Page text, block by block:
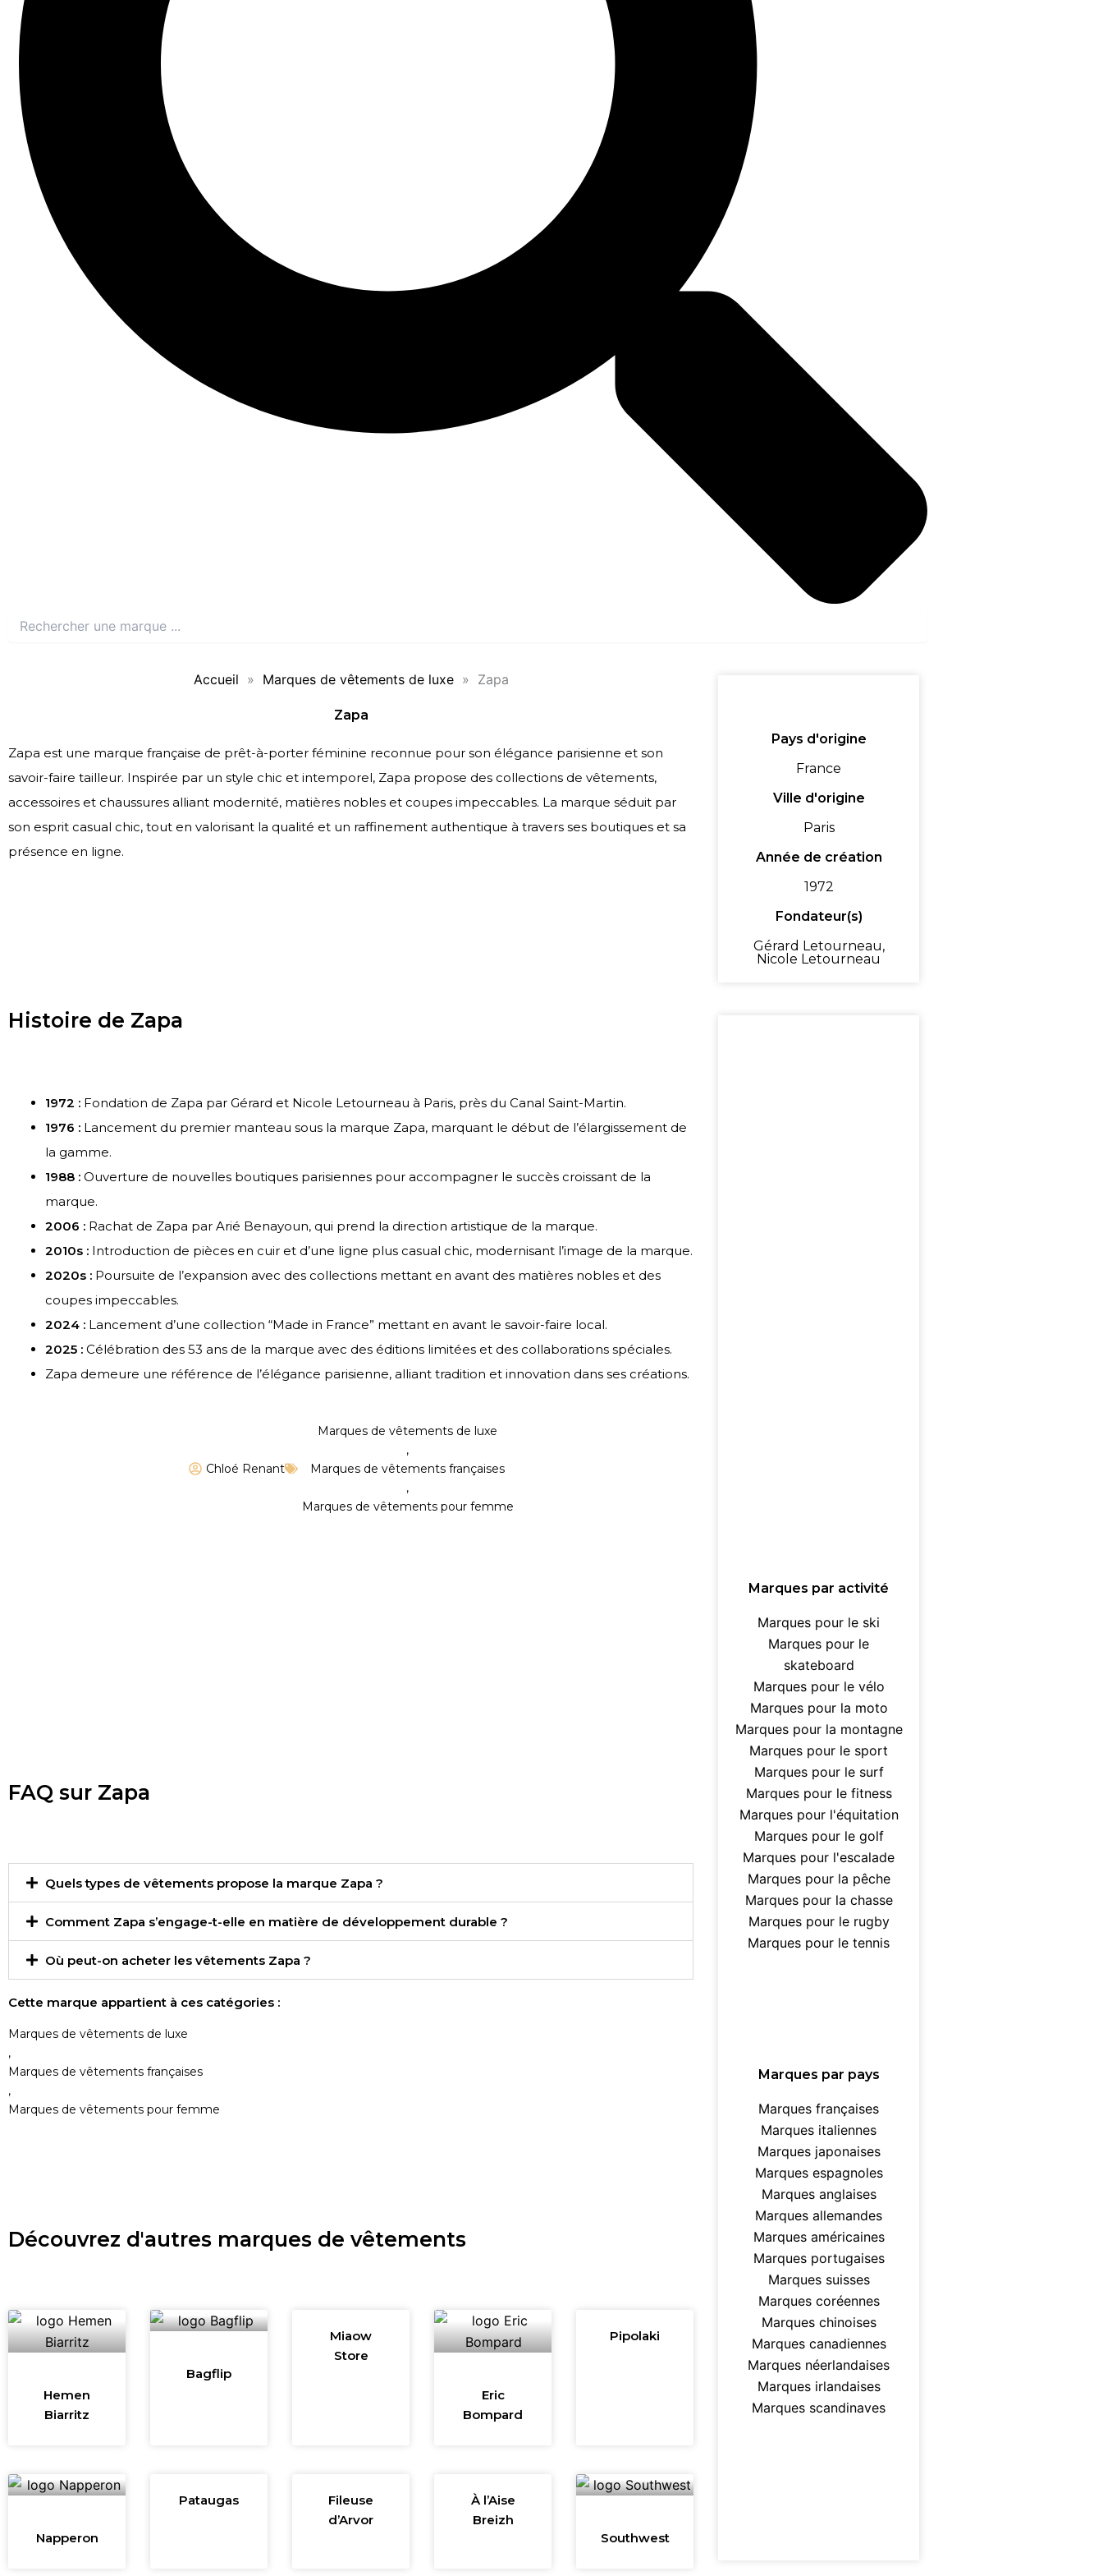
Accueil » Marques de vêtements de luxe » Zapa
Zapa
Zapa est une marque française de prêt-à-porter féminine reconnue pour son élégance parisienne et son
savoir-faire tailleur. Inspirée par un style chic et intemporel, Zapa propose des collections de vêtements,
accessoires et chaussures alliant modernité, matières nobles et coupes impeccables. La marque séduit par
son esprit casual chic, tout en valorisant la qualité et un raffinement authentique à travers ses boutiques et sa
présence en ligne.
Pays d'origine
France
Ville d'origine
Paris
Année de création
1972
Fondateur(s)
Gérard Letourneau,
Nicole Letourneau
Histoire de Zapa
1972 : Fondation de Zapa par Gérard et Nicole Letourneau à Paris, près du Canal Saint-Martin.
1976 : Lancement du premier manteau sous la marque Zapa, marquant le début de l’élargissement de
la gamme.
1988 : Ouverture de nouvelles boutiques parisiennes pour accompagner le succès croissant de la
marque.
2006 : Rachat de Zapa par Arié Benayoun, qui prend la direction artistique de la marque.
2010s : Introduction de pièces en cuir et d’une ligne plus casual chic, modernisant l’image de la marque.
2020s : Poursuite de l’expansion avec des collections mettant en avant des matières nobles et des
coupes impeccables.
2024 : Lancement d’une collection “Made in France” mettant en avant le savoir-faire local.
2025 : Célébration des 53 ans de la marque avec des éditions limitées et des collaborations spéciales.
Zapa demeure une référence de l’élégance parisienne, alliant tradition et innovation dans ses créations.
Chloé Renant
Marques de vêtements de luxe
,
Marques de vêtements françaises
,
Marques de vêtements pour femme
FAQ sur Zapa
Quels types de vêtements propose la marque Zapa ?
Comment Zapa s’engage-t-elle en matière de développement durable ?
Où peut-on acheter les vêtements Zapa ?
Cette marque appartient à ces catégories :
Marques de vêtements de luxe
,
Marques de vêtements françaises
,
Marques de vêtements pour femme
Découvrez d'autres marques de vêtements
Hemen
Biarritz
Bagflip
Miaow
Store
Eric
Bompard
Pipolaki
Napperon
Pataugas
Fileuse
d’Arvor
À l’Aise
Breizh
Southwest
Marques par activité
Marques pour le ski
Marques pour le
skateboard
Marques pour le vélo
Marques pour la moto
Marques pour la montagne
Marques pour le sport
Marques pour le surf
Marques pour le fitness
Marques pour l'équitation
Marques pour le golf
Marques pour l'escalade
Marques pour la pêche
Marques pour la chasse
Marques pour le rugby
Marques pour le tennis
Marques par pays
Marques françaises
Marques italiennes
Marques japonaises
Marques espagnoles
Marques anglaises
Marques allemandes
Marques américaines
Marques portugaises
Marques suisses
Marques coréennes
Marques chinoises
Marques canadiennes
Marques néerlandaises
Marques irlandaises
Marques scandinaves